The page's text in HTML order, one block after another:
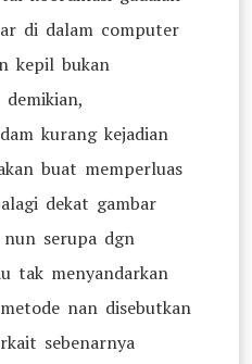
di dalam computer
kepil bukan
kurang kejadian
buat memperluas
dekat gambar
serupa dgn
tak menyandarkan
nan disebutkan
sebenarnya